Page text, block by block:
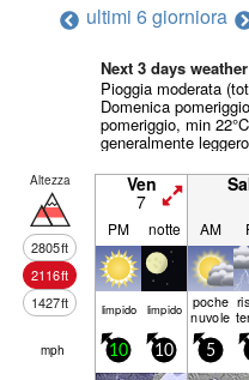
ultimi 6 giorniora
Next 3 days
Pioggia moderata
Domenica
pomeriggio, min
generalmente
Altezza
2805ft
2116ft
1427ft
Ven
7
PM notte AM
limp­ido limp­ido poche
nuvole
mph 10 10 5